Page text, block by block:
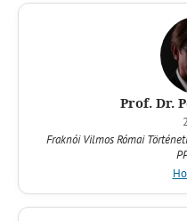
Prof. Dr.
Fraknói Vilmos Római